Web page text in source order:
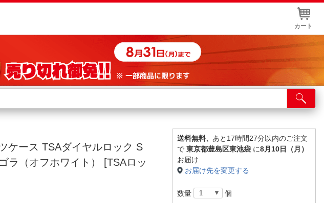
カート
店舗サービス
ネット取り置き
店舗情報・店舗一覧
ケース TSAダイヤルロック S
ラ（オフホワイト） [TSAロッ
送料無料、 あと17時間27分以内のご注文
で 東京都豊島区東池袋 に8月10日（月）
お届け
お届け先を変更する
数量 個